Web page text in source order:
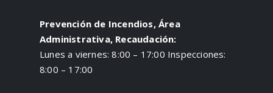
Prevención de Incendios, Área
Administrativa, Recaudación:
Lunes a viernes: 8:00 – 17:00 Inspecciones:
8:00 – 17:00